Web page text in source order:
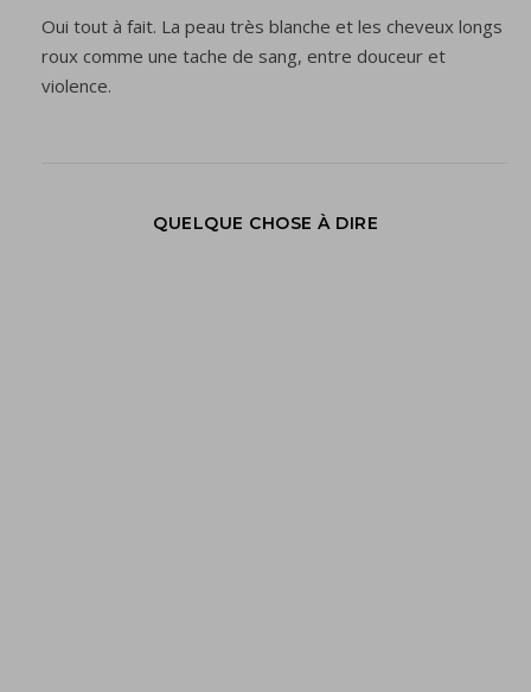
Oui tout à fait. La peau très blanche et les cheveux longs
roux comme une tache de sang, entre douceur et
violence.
QUELQUE CHOSE À DIRE